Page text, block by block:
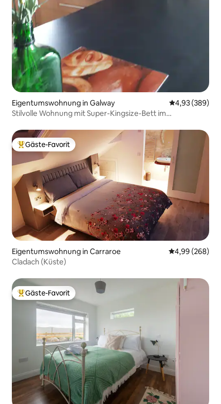
Eigentumswohnung in Galway
4,93 (389)
Stilvolle Wohnung mit Super-Kingsize-Bett im
Beliebter Gäste-Favorit.
Gäste-Favorit
Eigentumswohnung in Carraroe
4,99 (268)
Cladach (Küste)
Beliebter Gäste-Favorit.
Gäste-Favorit